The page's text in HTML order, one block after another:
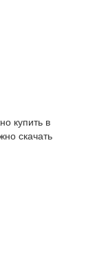
купить в
скачать